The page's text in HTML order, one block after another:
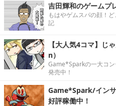
吉田輝和のゲームプ
もはやゲムスパの顔！
記
【大人気4コマ】
n）
Game*Sparkの一大コ
発売中！
Game*Spark/イン
好評稼働中！